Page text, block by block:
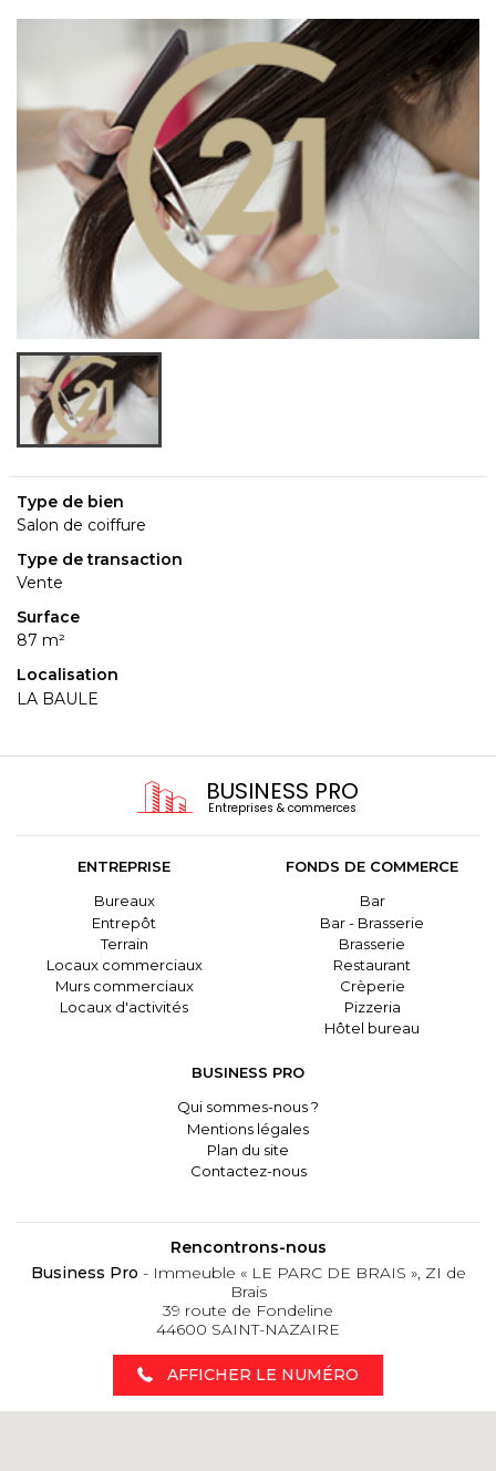
Type de bien
Salon de coiffure
Type de transaction
Vente
Surface
87 m²
Localisation
LA BAULE
BUSINESS PRO
Entreprises & commerces
ENTREPRISE
Bureaux
Entrepôt
Terrain
Locaux commerciaux
Murs commerciaux
Locaux d'activités
FONDS DE COMMERCE
Bar
Bar - Brasserie
Brasserie
Restaurant
Crèperie
Pizzeria
Hôtel bureau
BUSINESS PRO
Qui sommes-nous ?
Mentions légales
Plan du site
Contactez-nous
Rencontrons-nous
Business Pro - Immeuble « LE PARC DE BRAIS », ZI de
Brais
39 route de Fondeline
44600 SAINT-NAZAIRE
AFFICHER LE NUMÉRO